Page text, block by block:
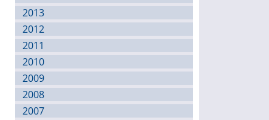
2013
2012
2011
2010
2009
2008
2007